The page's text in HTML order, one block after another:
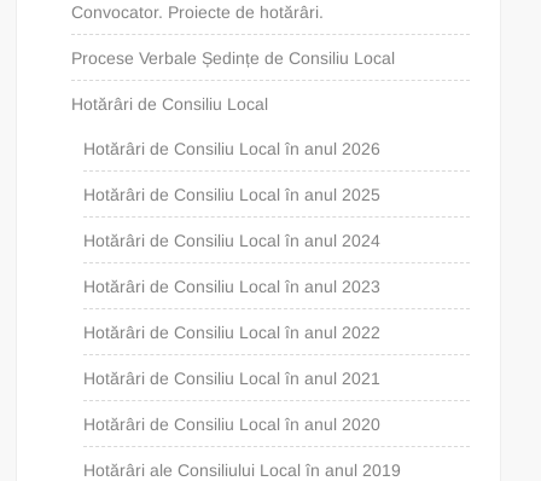
Convocator. Proiecte de hotărâri.
Procese Verbale Ședințe de Consiliu Local
Hotărâri de Consiliu Local
Hotărâri de Consiliu Local în anul 2026
Hotărâri de Consiliu Local în anul 2025
Hotărâri de Consiliu Local în anul 2024
Hotărâri de Consiliu Local în anul 2023
Hotărâri de Consiliu Local în anul 2022
Hotărâri de Consiliu Local în anul 2021
Hotărâri de Consiliu Local în anul 2020
Hotărâri ale Consiliului Local în anul 2019